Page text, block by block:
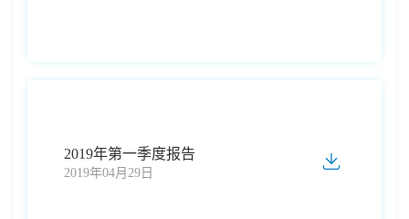
2019年第一季度报告
2019年04月29日